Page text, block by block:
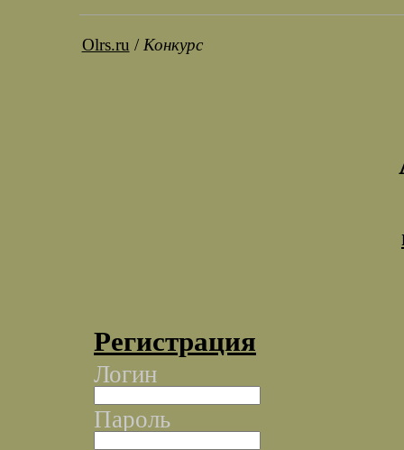
Olrs.ru / Конкурс
Регистрация
Логин
Пароль